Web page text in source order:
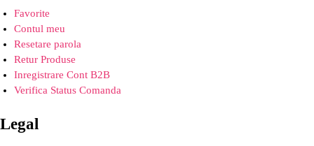
Favorite
Contul meu
Resetare parola
Retur Produse
Inregistrare Cont B2B
Verifica Status Comanda
Legal